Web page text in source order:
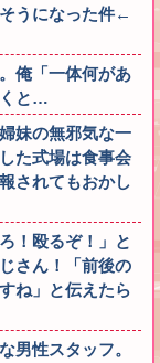
うになった件←
俺「一体何があ
と…
妹の無邪気な一
た式場は食事会
されてもおかし
！殴るぞ！」と
さん！「前後の
ね」と伝えたら
男性スタッフ。